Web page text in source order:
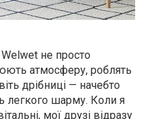
не просто
атмосферу, роблять
дрібниці — начебто
легкого шарму. Коли я
, мої друзі відразу